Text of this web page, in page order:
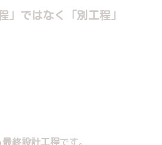
」ではなく「別工程」
終設計工程です。